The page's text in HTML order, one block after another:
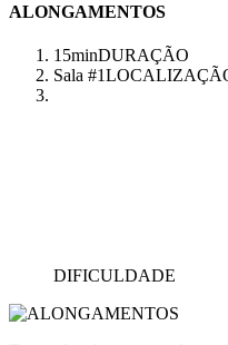
ALONGAMENTOS
15minDURAÇÃO
Sala #1
DIFICULDADE